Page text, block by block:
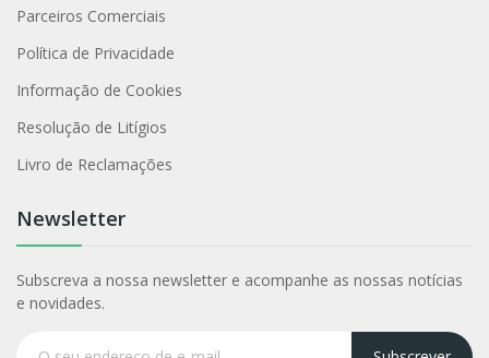
Parceiros Comerciais
Política de Privacidade
Informação de Cookies
Resolução de Litígios
Livro de Reclamações
Newsletter
Subscreva a nossa newsletter e acompanhe as nossas notícias
e novidades.